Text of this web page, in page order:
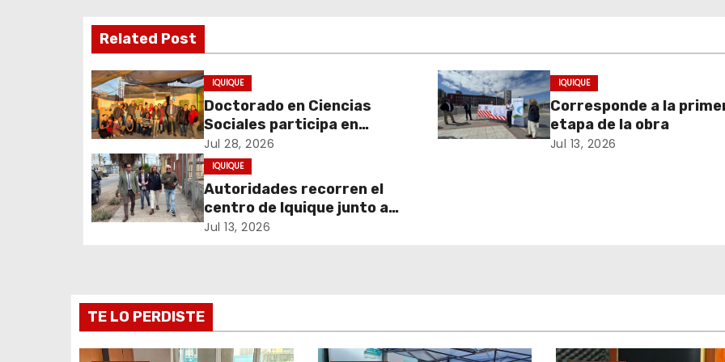
a
c
i
ó
n
d
e
t
Related Post
IQUIQUE
Doctorado en Ciencias
Sociales participa en
experiencia comunitaria
sobre cuidados y migración
Jul 28, 2026
IQUIQUE
Corresponde a la
etapa de la obra
Jul 13, 2026
IQUIQUE
Autoridades recorren el
centro de Iquique junto a
vecinos para abordar
Jul 13, 2026
TE LO PERDISTE